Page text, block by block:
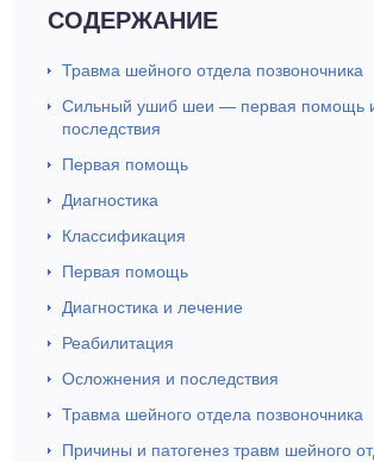
СОДЕРЖАНИЕ
Травма шейного отдела позвоночника
Сильный ушиб шеи — первая помощь
последствия
Первая помощь
Диагностика
Классификация
Первая помощь
Диагностика и лечение
Реабилитация
Осложнения и последствия
Травма шейного отдела позвоночника
Причины и патогенез травм шейного